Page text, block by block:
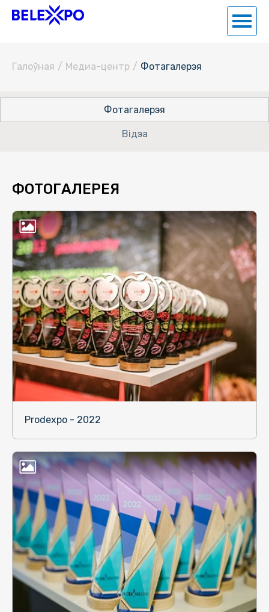
Галоўная / Медиа-центр / Фотагалерэя
Фотагалерэя
Відэа
ФОТОГАЛЕРЕЯ
Prodexpo - 2022